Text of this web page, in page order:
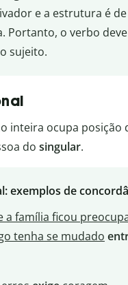
e a estrutura é de
Portanto, o verbo deve
sujeito.
inteira ocupa posição
do singular.
exemplos de
a família ficou
tenha se mudado